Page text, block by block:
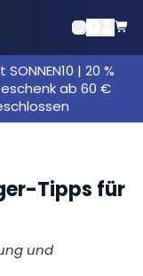
| 20 %
ab 60 €
Tipps für
und
sprinten
die richtigen?
Joggen &